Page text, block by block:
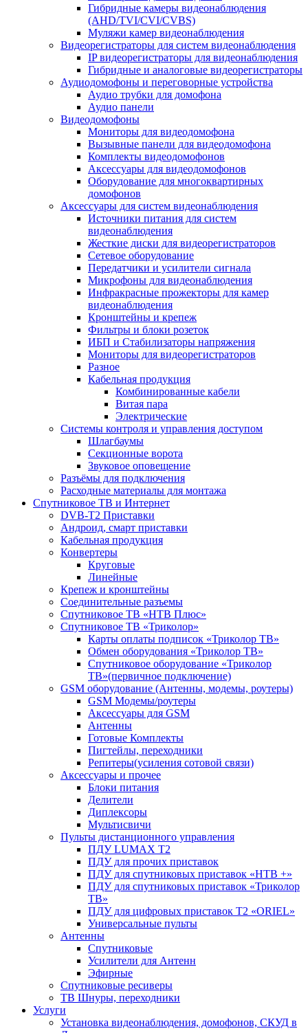
Гибридные камеры видеонаблюдения
(AHD/TVI/CVI/CVBS)
Муляжи камер видеонаблюдения
Видеорегистраторы для систем видеонаблюдения
IP видеорегистраторы для видеонаблюдения
Гибридные и аналоговые видеорегистраторы
Аудиодомофоны и переговорные устройства
Аудио трубки для домофона
Аудио панели
Видеодомофоны
Мониторы для видеодомофона
Вызывные панели для видеодомофона
Комплекты видеодомофонов
Аксессуары для видеодомофонов
Оборудование для многоквартирных
домофонов
Аксессуары для систем видеонаблюдения
Источники питания для систем
видеонаблюдения
Жесткие диски для видеорегистраторов
Сетевое оборудование
Передатчики и усилители сигнала
Микрофоны для видеонаблюдения
Инфракрасные прожекторы для камер
видеонаблюдения
Кронштейны и крепеж
Фильтры и блоки розеток
ИБП и Стабилизаторы напряжения
Мониторы для видеорегистраторов
Разное
Кабельная продукция
Комбинированные кабели
Витая пара
Электрические
Системы контроля и управления доступом
Шлагбаумы
Секционные ворота
Звуковое оповещение
Разъёмы для подключения
Расходные материалы для монтажа
Спутниковое ТВ и Интернет
DVB-Т2 Приставки
Андроид, смарт приставки
Кабельная продукция
Конвертеры
Круговые
Линейные
Крепеж и кронштейны
Соединительные разъемы
Спутниковое ТВ «НТВ Плюс»
Спутниковое ТВ «Триколор»
Карты оплаты подписок «Триколор ТВ»
Обмен оборудования «Триколор ТВ»
Спутниковое оборудование «Триколор
ТВ»(первичное подключение)
GSM оборудование (Антенны, модемы, роутеры)
GSM Модемы/роутеры
Аксессуары для GSM
Антенны
Готовые Комплекты
Пигтейлы, переходники
Репитеры(усиления сотовой связи)
Аксессуары и прочее
Блоки питания
Делители
Диплексоры
Мультисвичи
Пульты дистанционного управления
ПДУ LUMAX Т2
ПДУ для прочих приставок
ПДУ для спутниковых приставок «НТВ +»
ПДУ для спутниковых приставок «Триколор
ТВ»
ПДУ для цифровых приставок Т2 «ORIEL»
Универсальные пульты
Антенны
Спутниковые
Усилители для Антенн
Эфирные
Спутниковые ресиверы
ТВ Шнуры, переходники
Услуги
Установка видеонаблюдения, домофонов, СКУД в